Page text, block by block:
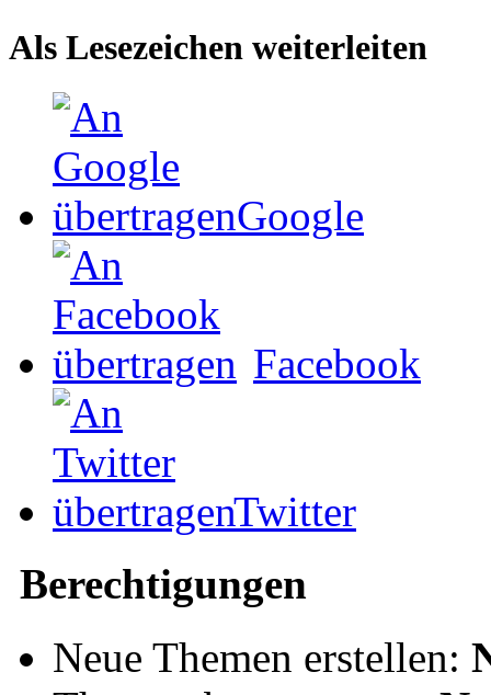
Als Lesezeichen weiterleiten
Google
Facebook
Twitter
Berechtigungen
Neue Themen erstellen: